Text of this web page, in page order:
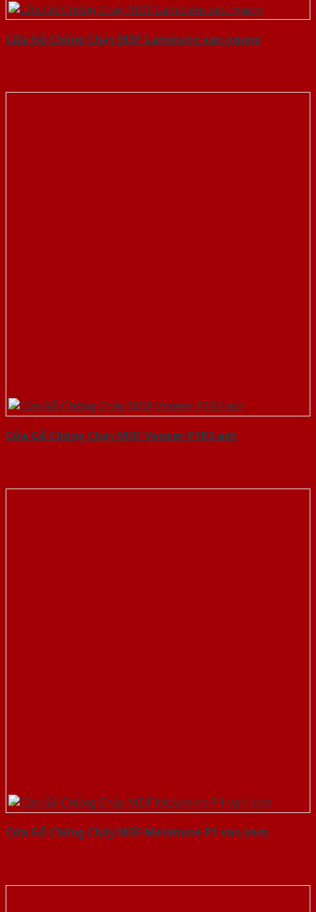
Cửa Gỗ Chống Cháy MDF Laminate van ngang
Cửa Gỗ Chống Cháy MDF Veneer P1R2 ash
Cửa Gỗ Chống Cháy MDF Melamine P1 van kem